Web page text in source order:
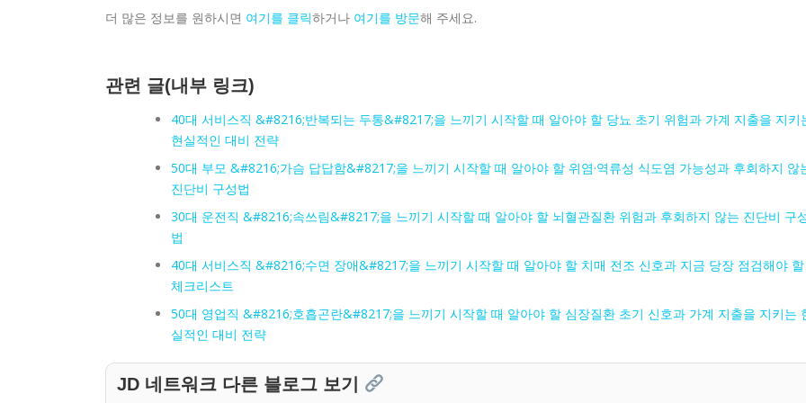
더 많은 정보를 원하시면 여기를 클릭하거나 여기를 방문해 주세요.
관련 글(내부 링크)
40대 서비스직 &#8216;반복되는 두통&#8217;을 느끼기 시작할 때 알아야 할 당뇨 초기 위험과 가계 지출을 지키
현실적인 대비 전략
50대 부모 &#8216;가슴 답답함&#8217;을 느끼기 시작할 때 알아야 할 위염·역류성 식도염 가능성과 후회하지 않
진단비 구성법
30대 운전직 &#8216;속쓰림&#8217;을 느끼기 시작할 때 알아야 할 뇌혈관질환 위험과 후회하지 않는 진단비 구
법
40대 서비스직 &#8216;수면 장애&#8217;을 느끼기 시작할 때 알아야 할 치매 전조 신호과 지금 당장 점검해야 할
체크리스트
50대 영업직 &#8216;호흡곤란&#8217;을 느끼기 시작할 때 알아야 할 심장질환 초기 신호과 가계 지출을 지키는
실적인 대비 전략
JD 네트워크 다른 블로그 보기